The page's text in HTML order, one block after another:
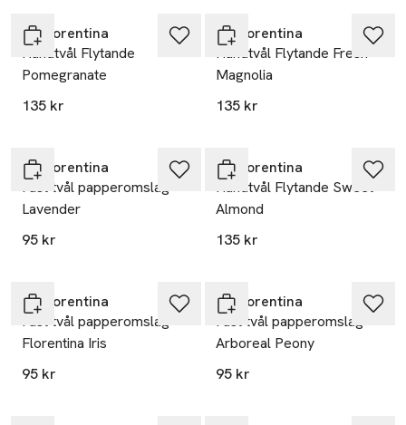
La Florentina
Handtvål Flytande
Pomegranate
135 kr
La Florentina
Handtvål Flytande Fresh
Magnolia
135 kr
La Florentina
Fast tvål papperomslag
Lavender
95 kr
La Florentina
Handtvål Flytande Sweet
Almond
135 kr
La Florentina
Fast tvål papperomslag
Florentina Iris
95 kr
La Florentina
Fast tvål papperomslag
Arboreal Peony
95 kr